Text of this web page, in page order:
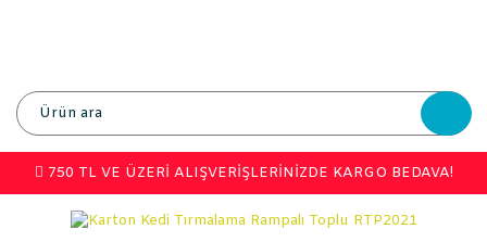
750 TL VE ÜZERİ ALIŞVERİŞLERİNİZDE KARGO BEDAVA!